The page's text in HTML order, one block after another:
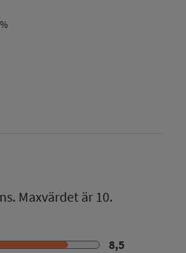
Maxvärdet är 10.
8,5